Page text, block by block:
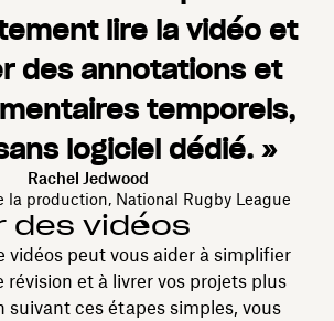
lire la vidéo et
des annotations et
temporels,
logiciel dédié. »
Rachel Jedwood
la production, National Rugby League
des vidéos
vidéos peut vous aider à simplifier
révision et à livrer vos projets plus
suivant ces étapes simples, vous